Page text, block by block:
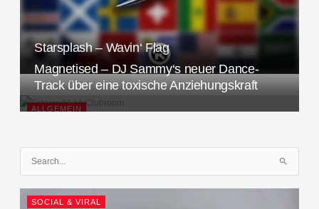
Starsplash – Wavin‘ Flag
ALLGEMEIN
Magnetised – DJ Sammy‘s neuer Dance-
Track über eine toxische Anziehungskraft
c
SOCIAL & VIRAL